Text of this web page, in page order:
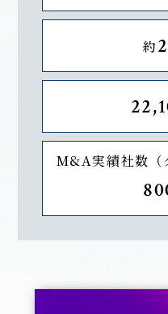
約
M&A実績社数（